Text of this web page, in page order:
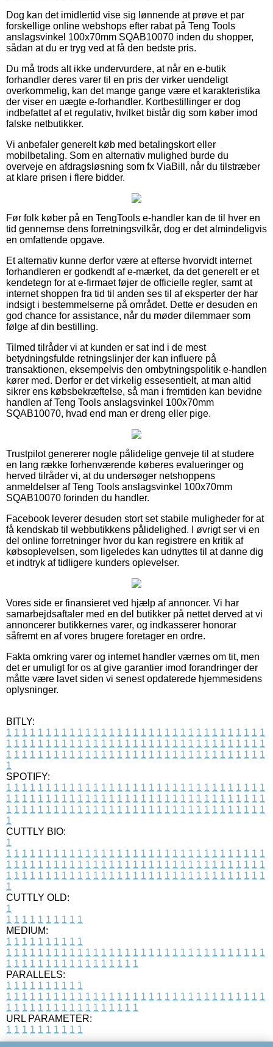
Dog kan det imidlertid vise sig lønnende at prøve et par
forskellige online webshops efter rabat på Teng Tools
anslagsvinkel 100x70mm SQAB10070 inden du shopper,
sådan at du er tryg ved at få den bedste pris.
Du må trods alt ikke undervurdere, at når en e-butik
forhandler deres varer til en pris der virker uendeligt
overkommelig, kan det mange gange være et karakteristika
der viser en uægte e-forhandler. Kortbestillinger er dog
indbefattet af et regulativ, hvilket bistår dig som køber imod
falske netbutikker.
Vi anbefaler generelt køb med betalingskort eller
mobilbetaling. Som en alternativ mulighed burde du
overveje en afdragsløsning som fx ViaBill, når du tilstræber
at klare prisen i flere bidder.
Før folk køber på en TengTools e-handler kan de til hver en
tid gennemse dens forretningsvilkår, dog er det almindeligvis
en omfattende opgave.
Et alternativ kunne derfor være at efterse hvorvidt internet
forhandleren er godkendt af e-mærket, da det generelt er et
kendetegn for at e-firmaet føjer de officielle regler, samt at
internet shoppen fra tid til anden ses til af eksperter der har
indsigt i bestemmelserne på området. Dette er desuden en
god chance for assistance, når du møder dilemmaer som
følge af din bestilling.
Tilmed tilråder vi at kunden er sat ind i de mest
betydningsfulde retningslinjer der kan influere på
transaktionen, eksempelvis den ombytningspolitik e-handlen
kører med. Derfor er det virkelig essesentielt, at man altid
sikrer ens købsbekræftelse, så man i fremtiden kan bevidne
handlen af Teng Tools anslagsvinkel 100x70mm
SQAB10070, hvad end man er dreng eller pige.
Trustpilot genererer nogle pålidelige genveje til at studere
en lang række forhenværende køberes evalueringer og
herved tilråder vi, at du undersøger netshoppens
anmeldelser af Teng Tools anslagsvinkel 100x70mm
SQAB10070 forinden du handler.
Facebook leverer desuden stort set stabile muligheder for at
få kendskab til webbutikkens pålidelighed. I øvrigt ser vi en
del online forretninger hvor du kan registrere en kritik af
købsoplevelsen, som ligeledes kan udnyttes til at danne dig
et indtryk af tidligere kunders oplevelser.
Vores side er finansieret ved hjælp af annoncer. Vi har
samarbejdsaftaler med en del butikker på nettet derved at vi
annoncerer butikkernes varer, og indkasserer honorar
såfremt en af vores brugere foretager en ordre.
Fakta omkring varer og internet handler værnes om tit, men
det er umuligt for os at give garantier imod forandringer der
måtte være lavet siden vi senest opdaterede hjemmesidens
oplysninger.
BITLY:
1 1 1 1 1 1 1 1 1 1 1 1 1 1 1 1 1 1 1 1 1 1 1 1 1 1 1 1 1 1 1 1 1
1 1 1 1 1 1 1 1 1 1 1 1 1 1 1 1 1 1 1 1 1 1 1 1 1 1 1 1 1 1 1 1 1
1 1 1 1 1 1 1 1 1 1 1 1 1 1 1 1 1 1 1 1 1 1 1 1 1 1 1 1 1 1 1 1 1
1
SPOTIFY:
1 1 1 1 1 1 1 1 1 1 1 1 1 1 1 1 1 1 1 1 1 1 1 1 1 1 1 1 1 1 1 1 1
1 1 1 1 1 1 1 1 1 1 1 1 1 1 1 1 1 1 1 1 1 1 1 1 1 1 1 1 1 1 1 1 1
1 1 1 1 1 1 1 1 1 1 1 1 1 1 1 1 1 1 1 1 1 1 1 1 1 1 1 1 1 1 1 1 1
1
CUTTLY BIO:
1
1 1 1 1 1 1 1 1 1 1 1 1 1 1 1 1 1 1 1 1 1 1 1 1 1 1 1 1 1 1 1 1 1
1 1 1 1 1 1 1 1 1 1 1 1 1 1 1 1 1 1 1 1 1 1 1 1 1 1 1 1 1 1 1 1 1
1 1 1 1 1 1 1 1 1 1 1 1 1 1 1 1 1 1 1 1 1 1 1 1 1 1 1 1 1 1 1 1 1
1
CUTTLY OLD:
1
1 1 1 1 1 1 1 1 1 1
MEDIUM:
1 1 1 1 1 1 1 1 1 1
1 1 1 1 1 1 1 1 1 1 1 1 1 1 1 1 1 1 1 1 1 1 1 1 1 1 1 1 1 1 1 1 1
1 1 1 1 1 1 1 1 1 1 1 1 1 1 1 1 1
PARALLELS:
1 1 1 1 1 1 1 1 1 1
1 1 1 1 1 1 1 1 1 1 1 1 1 1 1 1 1 1 1 1 1 1 1 1 1 1 1 1 1 1 1 1 1
1 1 1 1 1 1 1 1 1 1 1 1 1 1 1 1 1
URL PARAMETER:
1 1 1 1 1 1 1 1 1 1